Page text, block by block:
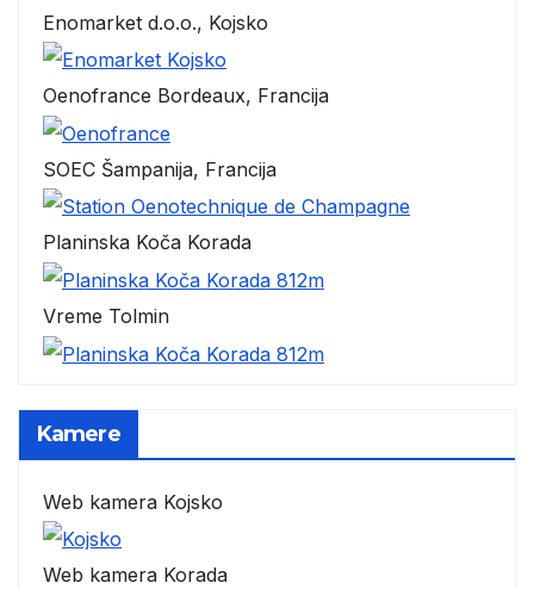
Enomarket d.o.o., Kojsko
Oenofrance Bordeaux, Francija
SOEC Šampanija, Francija
Planinska Koča Korada
Vreme Tolmin
Kamere
Web kamera Kojsko
Web kamera Korada